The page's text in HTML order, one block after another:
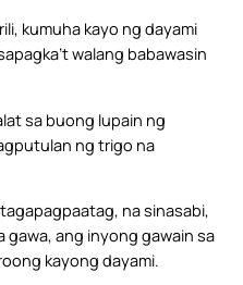
kumuha kayo ng dayami
walang babawasin
sa buong lupain ng
ng trigo na
na sinasabi,
ang inyong gawain sa
kayong dayami.